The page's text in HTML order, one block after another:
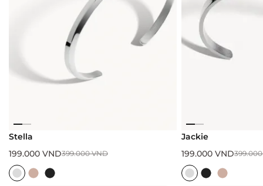
Stella
399.000VND
199.000 VND
Jackie
199.000 VND